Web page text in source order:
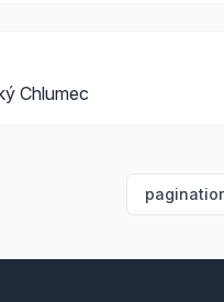
Chlumec